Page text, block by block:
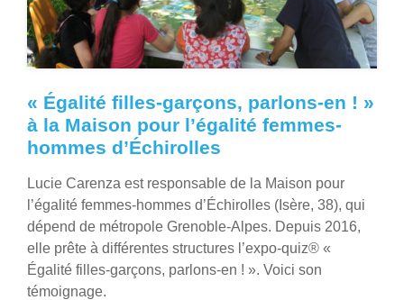
« Égalité filles-garçons, parlons-en ! »
à la Maison pour l’égalité femmes-
hommes d’Échirolles
Lucie Carenza est responsable de la Maison pour
l’égalité femmes-hommes d’Échirolles (Isère, 38), qui
dépend de métropole Grenoble-Alpes. Depuis 2016,
elle prête à différentes structures l’expo-quiz® «
Égalité filles-garçons, parlons-en ! ». Voici son
témoignage.